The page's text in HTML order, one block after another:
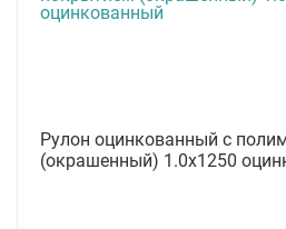
Рулон оцинкованный с
(окрашенный) 1.0x1250